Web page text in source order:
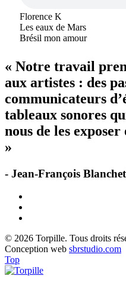
Florence K
Les eaux de Mars
Brésil mon amour
« Notre travail
aux artistes : des
communicateurs
tableaux sonores
nous de les
»
- Jean-François
© 2026 Torpille. Tous droits
Conception web sbrstudio.com
Top